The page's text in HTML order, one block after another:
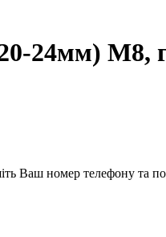
24мм) M8,
Ваш номер телефону